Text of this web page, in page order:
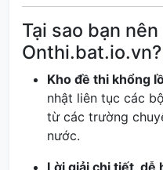
Tại sao bạn
Onthi.bat.io.vn?
Kho đề thi khổng
nhật liên tục các
từ các trường
nước.
Lời giải chi tiết, dễ